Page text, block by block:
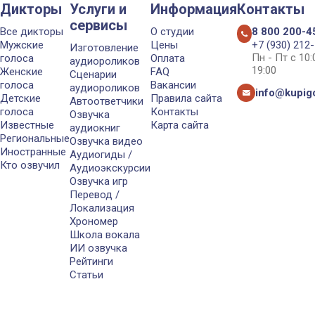
Дикторы
Все дикторы
Мужские
голоса
Женские
голоса
Детские
голоса
Известные
Региональные
Иностранные
Кто озвучил
Услуги и
сервисы
Изготовление
аудиороликов
Сценарии
аудиороликов
Автоответчики
Озвучка
аудиокниг
Озвучка видео
Аудиогиды /
Аудиоэкскурсии
Озвучка игр
Перевод /
Локализация
Хрономер
Школа вокала
ИИ озвучка
Рейтинги
Статьи
Информация
О студии
Цены
Оплата
FAQ
Вакансии
Правила сайта
Контакты
Карта сайта
Контакты
8 800 200-
+7 (930)
Пн - Пт с
19:00